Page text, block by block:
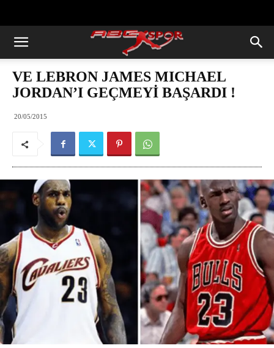
VE LEBRON JAMES MICHAEL
JORDAN’I GEÇMEYİ BAŞARDI !
20/05/2015